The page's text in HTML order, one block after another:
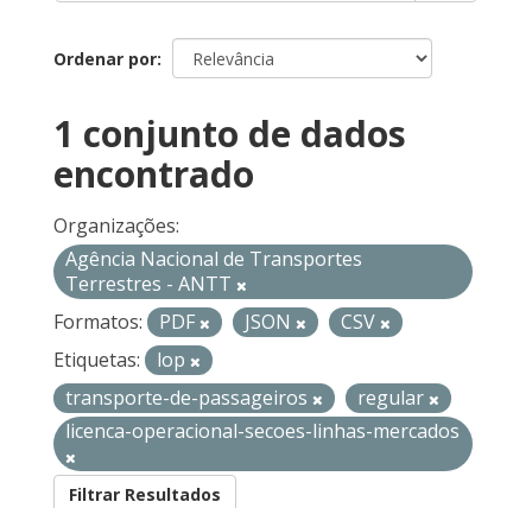
Ordenar por
1 conjunto de dados
encontrado
Organizações:
Agência Nacional de Transportes
Terrestres - ANTT
Formatos:
PDF JSON
CSV
Etiquetas:
lop
transporte-de-passageiros
regular
licenca-operacional-secoes-linhas-mercados
Filtrar Resultados